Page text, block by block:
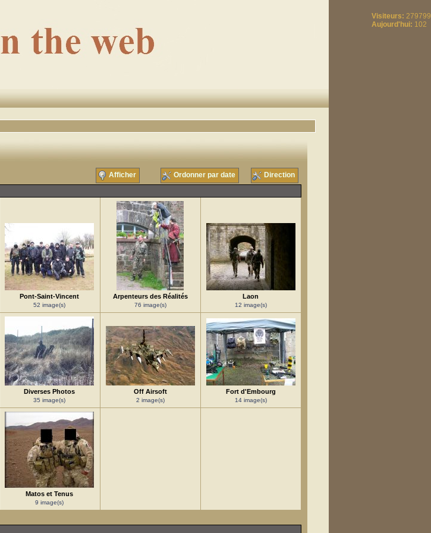
Visiteurs: 279799
Aujourd'hui: 102
Afficher Ordonner par date Direction
Pont-Saint-Vincent
52 image(s)
Arpenteurs des Réalités
76 image(s)
Laon
12 image(s)
Diverses Photos
35 image(s)
Off Airsoft
2 image(s)
Fort d'Embourg
14 image(s)
Matos et Tenus
9 image(s)